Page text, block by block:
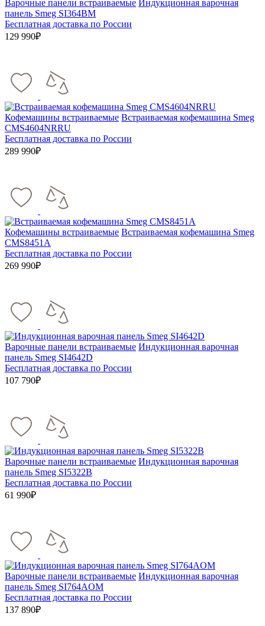
Варочные панели встраиваемые Индукционная варочная
панель Smeg SI364BM
Бесплатная доставка по России
129 990₽
Кофемашины встраиваемые Встраиваемая кофемашина Smeg
CMS4604NRRU
Бесплатная доставка по России
289 990₽
Кофемашины встраиваемые Встраиваемая кофемашина Smeg
CMS8451A
Бесплатная доставка по России
269 990₽
Варочные панели встраиваемые Индукционная варочная
панель Smeg SI4642D
Бесплатная доставка по России
107 790₽
Варочные панели встраиваемые Индукционная варочная
панель Smeg SI5322B
Бесплатная доставка по России
61 990₽
Варочные панели встраиваемые Индукционная варочная
панель Smeg SI764AOM
Бесплатная доставка по России
137 890₽